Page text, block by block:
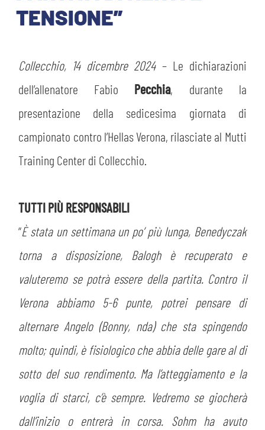
TICKET GIFT CARD
STORE
MUSEO
SLO
INFORMATIVA FINANZIARIA
STADIO TARDINI
MEDIA
ACADEMY
PARTNER
TENSIONE”
Collecchio, 14 dicembre 2024– Le dichiarazioni
dell’allenatore Fabio Pecchia, durante la
presentazione della sedicesima giornata di
campionato contro l’Hellas Verona, rilasciate al Mutti
Training Center di Collecchio.
TUTTI PIÙ RESPONSABILI
“È stata un settimana un po’ più lunga, Benedyczak
torna a disposizione, Balogh è recuperato e
valuteremo se potrà essere della partita. Contro il
Verona abbiamo 5-6 punte, potrei pensare di
alternare Angelo (Bonny, nda) che sta spingendo
molto; quindi, è fisiologico che abbia delle gare al di
sotto del suo rendimento. Ma l’atteggiamento e la
voglia di starci, c’è sempre. Vedremo se giocherà
dall’inizio o entrerà in corsa. Sohm ha avuto